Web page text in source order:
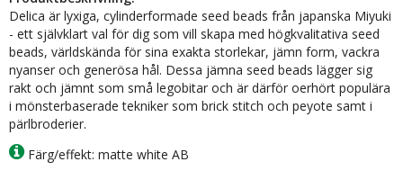
Delica är lyxiga, cylinderformade seed beads från japanska Miyuki
- ett självklart val för dig som vill skapa med högkvalitativa seed
beads, världskända för sina exakta storlekar, jämn form, vackra
nyanser och generösa hål. Dessa jämna seed beads lägger sig
rakt och jämnt som små legobitar och är därför oerhört populära
i mönsterbaserade tekniker som brick stitch och peyote samt i
pärlbroderier.
Färg/effekt: matte white AB